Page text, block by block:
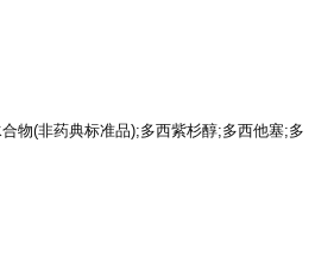
物(非药典标准品);多西紫杉醇;多西他塞;多